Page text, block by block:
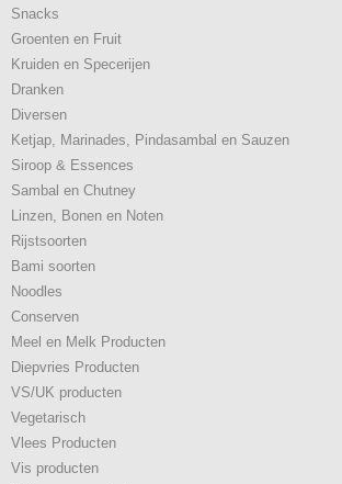
Snacks
Groenten en Fruit
Kruiden en Specerijen
Dranken
Diversen
Ketjap, Marinades, Pindasambal en Sauzen
Siroop & Essences
Sambal en Chutney
Linzen, Bonen en Noten
Rijstsoorten
Bami soorten
Noodles
Conserven
Meel en Melk Producten
Diepvries Producten
VS/UK producten
Vegetarisch
Vlees Producten
Vis producten